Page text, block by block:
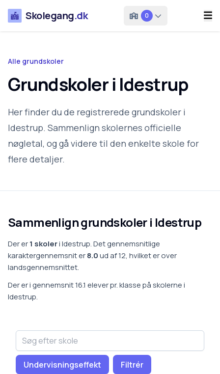
Skolegang.dk 0
Alle grundskoler
Grundskoler i Idestrup
Her finder du de registrerede grundskoler i
Idestrup. Sammenlign skolernes officielle
nøgletal, og gå videre til den enkelte skole for
flere detaljer.
Sammenlign grundskoler i Idestrup
Der er1 skoleriIdestrup.Det gennemsnitlige
karaktergennemsnit er8.0ud af 12, hvilket erover
landsgennemsnittet.
Der er i gennemsnit16.1 elever pr. klasse påskolerne i
Idestrup.
Undervisningseffekt Filtrér